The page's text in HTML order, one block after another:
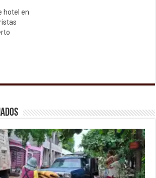
hotel en